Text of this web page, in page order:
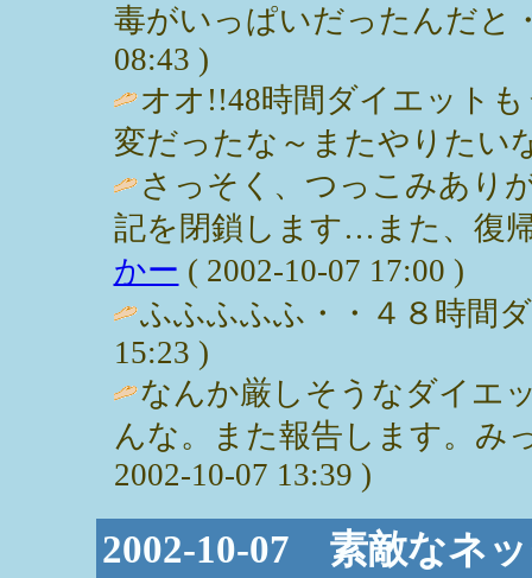
毒がいっぱいだったんだと
08:43 )
オオ!!48時間ダイエット
変だったな～またやりたい
さっそく、つっこみあ
記を閉鎖します…また、復
かー ( 2002-10-07 17:00 )
ふふふふふ・・４８時間
15:23 )
なんか厳しそうなダイエ
んな。また報告します。み
2002-10-07 13:39 )
2002-10-07 素敵なネ